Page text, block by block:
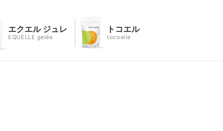
エクエル ジュレ
EQUELLE gelée
トコエル
tocoelle